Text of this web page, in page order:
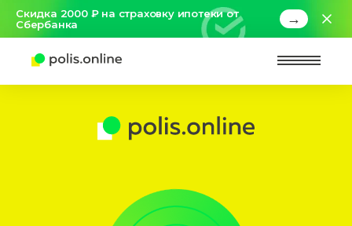
Скидка 2000 ₽ на страховку ипотеки от
Сбербанка
→